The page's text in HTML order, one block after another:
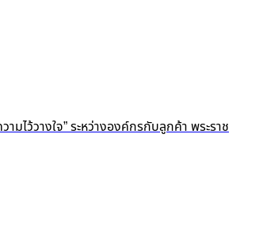
ว้วางใจ” ระหว่างองค์กรกับลูกค้า พระราช